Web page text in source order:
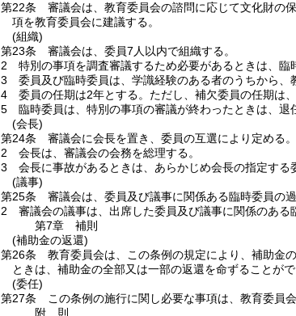
第22条
審議会は、教育委員会の諮問に応じて文化財の
項を教育委員会に建議する。
(組織)
第23条
審議会は、委員7人以内で組織する。
2
特別の事項を調査審議するため必要があるときは、臨
3
委員及び臨時委員は、学識経験のある者のうちから、
4
委員の任期は2年とする。 ただし、補欠委員の任期は
5
臨時委員は、特別の事項の審議が終わったときは、退
(会長)
第24条
審議会に会長を置き、委員の互選により定める。
2
会長は、審議会の会務を総理する。
3
会長に事故があるときは、あらかじめ会長の指定する
(議事)
第25条
審議会は、委員及び議事に関係ある臨時委員の
2
審議会の議事は、出席した委員及び議事に関係のあ
第7章
補則
(補助金の返還)
第26条
教育委員会は、この条例の規定により、補助金
ときは、補助金の全部又は一部の返還を命ずることがで
(委任)
第27条
この条例の施行に関し必要な事項は、教育委員会
附 則